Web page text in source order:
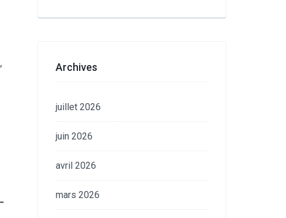
,
Archives
juillet 2026
juin 2026
avril 2026
mars 2026